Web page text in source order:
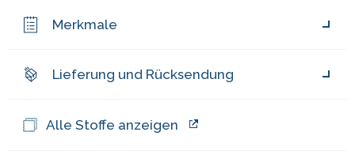
Merkmale
Lieferung und Rücksendung
Alle Stoffe anzeigen